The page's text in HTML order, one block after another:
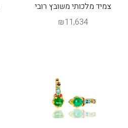
צמיד מלכותי משובץ רובי
₪11,634